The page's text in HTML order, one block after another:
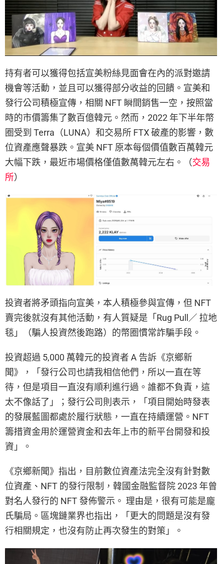
持有者可以獲得包括宣美粉絲見面會在內的派對邀請
機會等活動，並且可以獲得部分收益的回饋。宣美和
發行公司積極宣傳，相關 NFT 瞬間銷售一空，按照當
時的市價籌集了數百億韓元。然而，2022 年下半年幣
圈受到 Terra（LUNA）和交易所 FTX 破產的影響，數
位資產應聲暴跌。宣美 NFT 原本每個價值數百萬韓元
大幅下跌，最近市場價格僅值數萬韓元左右。（交易
所）
投資者將矛頭指向宣美，本人積極參與宣傳，但 NFT
賣完後就沒有其他活動，有人質疑是「Rug Pull／ 拉地
毯」（騙人投資然後跑路）的幣圈慣常詐騙手段。
投資超過 5,000 萬韓元的投資者 A 告訴《京鄉新
聞》，「發行公司也請我相信他們，所以一直在等
待，但是項目一直沒有順利進行過。誰都不負責，這
太不像話了」；發行公司則表示，「項目開始時發表
的發展藍圖都處於履行狀態，一直在持續運營。NFT
籌措資金用於運營資金和去年上市的新平台開發和投
資」。
《京鄉新聞》指出，目前數位資產法完全沒有針對數
位資產、NFT 的發行限制，韓國金融監督院 2023 年曾
對名人發行的 NFT 發佈警示。 理由是，很有可能是龐
氏騙局。區塊鏈業界也指出，「更大的問題是沒有發
行相關規定，也沒有防止再次發生的對策」。